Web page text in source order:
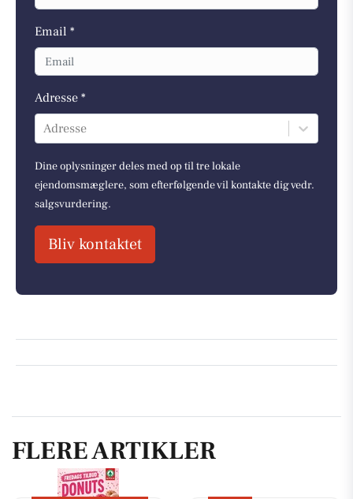
Email *
Adresse *
Adresse
Dine oplysninger deles med op til tre lokale
ejendomsmæglere, som efterfølgende vil kontakte dig vedr.
salgsvurdering.
Bliv kontaktet
FLERE ARTIKLER